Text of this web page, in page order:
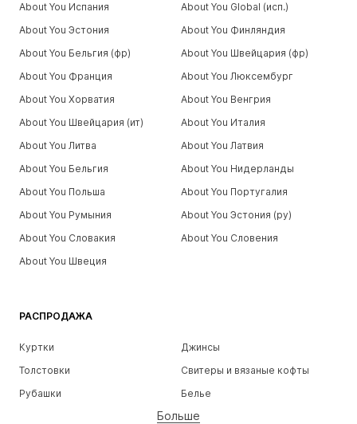
РАСПРОДАЖА
Куртки
Джинсы
Толстовки
Свитеры и вязаные кофты
Рубашки
Белье
Рубашки
Больше
About You Испания
About You Global (исп.)
About You Эстония
About You Финляндия
About You Бельгия (фр)
About You Швейцария (фр)
About You Франция
About You Люксембург
About You Хорватия
About You Венгрия
About You Швейцария (ит)
About You Италия
About You Литва
About You Латвия
About You Бельгия
About You Нидерланды
About You Польша
About You Португалия
About You Румыния
About You Эстония (ру)
About You Словакия
About You Словения
About You Швеция